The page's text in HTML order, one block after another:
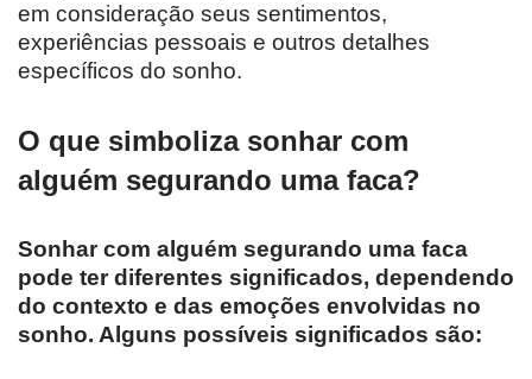
em consideração seus sentimentos,
experiências pessoais e outros detalhes
específicos do sonho.
O que simboliza sonhar com
alguém segurando uma faca?
Sonhar com alguém segurando uma faca
pode ter diferentes significados, dependendo
do contexto e das emoções envolvidas no
sonho. Alguns possíveis significados são: